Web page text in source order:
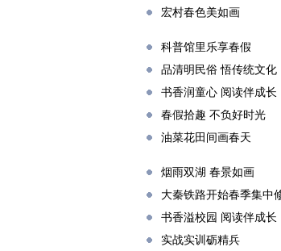
宏村春色美如画
科普馆里乐享春假
品清明民俗 悟传统文化
书香润童心 阅读伴成长
春假拾趣 不负好时光
油菜花田间画春天
烟雨双湖 春景如画
大秦铁路开始春季集中
书香溢校园 阅读伴成长
实战实训砺精兵